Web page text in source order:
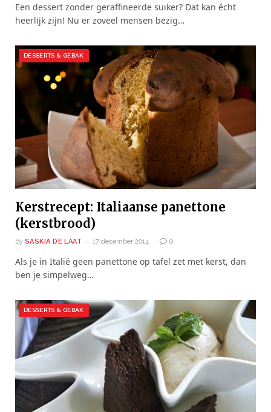
Een dessert zonder geraffineerde suiker? Dat kan écht
heerlijk zijn! Nu er zoveel mensen bezig…
DESSERTS & GEBAK
Kerstrecept: Italiaanse panettone
(kerstbrood)
By SASKIA DE LAAT 17 december 2014 0
Als je in Italië geen panettone op tafel zet met kerst, dan
ben je simpelweg…
DESSERTS & GEBAK